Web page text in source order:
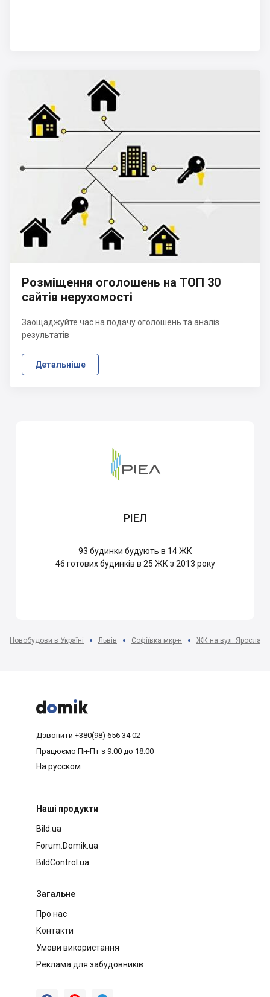
Розміщення оголошень на ТОП 30
сайтів нерухомості
Заощаджуйте час на подачу оголошень та аналіз
результатів
Детальніше
РІЕЛ
93 будинки будують в 14 ЖК
46 готових будинків в 25 ЖК з 2013 року
Новобудови в Україні Львів Софіївка мкр-н ЖК на вул.



Дзвонити +380(98) 656 34 02
Працюємо Пн-Пт з 9:00 до 18:00
На русском
Наші продукти
Bild.ua
Forum.Domik.ua
BildControl.ua
Загальне
Про нас
Контакти
Умови використання
Реклама для забудовників